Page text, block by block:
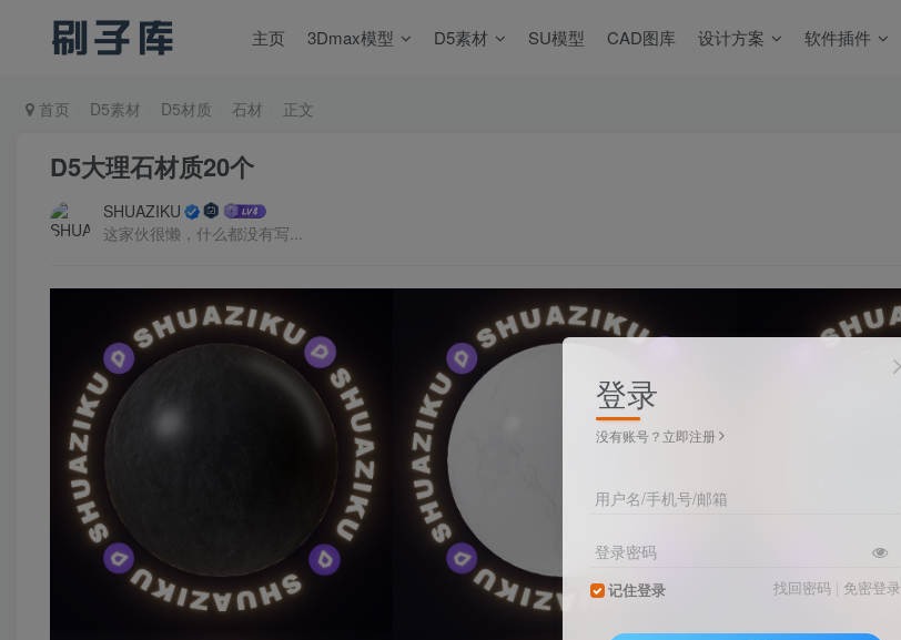
主页 3Dmax模型 D5素材 SU模型 CAD图库 设计方案 软件插件
首页 D5素材 D5材质 石材 正文
D5大理石材质20个
SHUAZIKU
这家伙很懒，什么都没有写...
登录
没有账号？立即注册
用户名/手机号/邮箱
登录密码
记住登录 找回密码 | 免密登录